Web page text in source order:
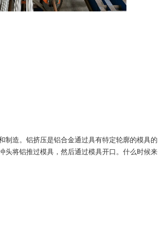
制造。铝挤压是铝合金通过具有特定轮廓的模具的
头将铝推过模具，然后通过模具开口。什么时候来